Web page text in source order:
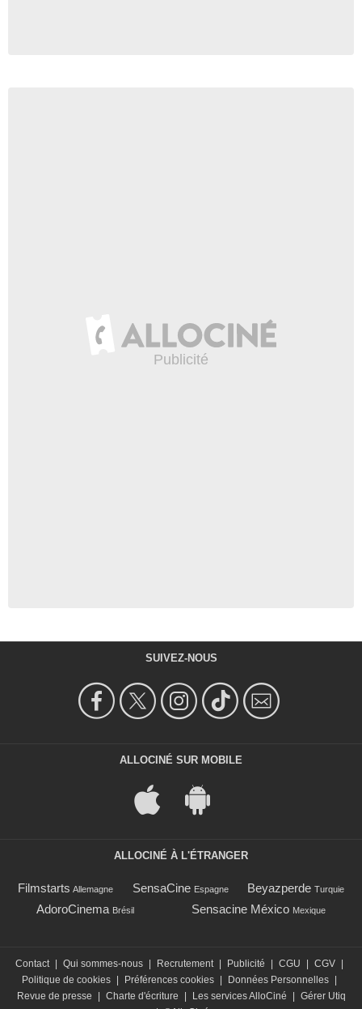
SUIVEZ-NOUS
ALLOCINÉ SUR MOBILE
ALLOCINÉ À L'ÉTRANGER
Filmstarts Allemagne SensaCine Espagne Beyazperde Turquie
AdoroCinema Brésil Sensacine México Mexique
Contact Qui sommes-nous Recrutement Publicité CGU CGV
Politique de cookies
Préférences cookies Données Personnelles
Revue de presse
Charte d'écriture Les services AlloCiné
Gérer Utiq